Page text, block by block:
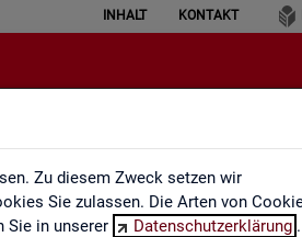
Zu diesem Zweck setzen wir
Sie zulassen. Die Arten von
Sie in unserer
Datenschutzerklärung .
INHALT KONTAKT